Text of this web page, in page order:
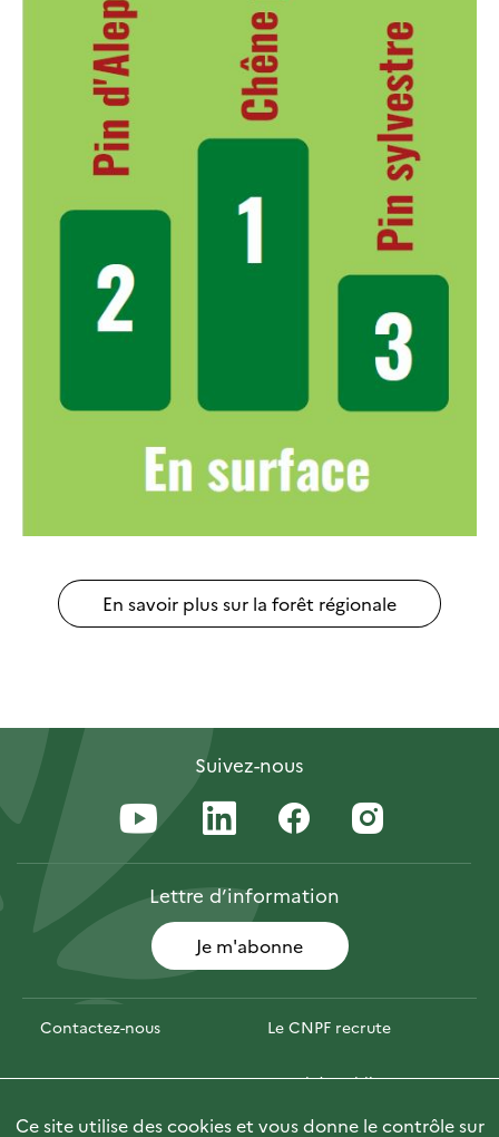
En savoir plus sur la forêt régionale
Suivez-nous
Lettred’information
Je m'abonne
Contactez-nous Le CNPF recrute
Espace presse Marchés publics
Ce site utilise des cookies et vous donne le contrôle sur